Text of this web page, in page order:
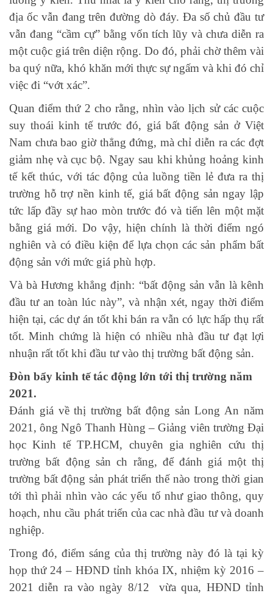
địa ốc vẫn đang trên đường dò đáy. Đa số chủ đầu tư
vẫn đang “cầm cự” bằng vốn tích lũy và chưa diễn ra
một cuộc giá trên diện rộng. Do đó, phải chờ thêm vài
ba quý nữa, khó khăn mới thực sự ngấm và khi đó chỉ
việc đi “vớt xác”.
Quan điểm thứ 2 cho rằng, nhìn vào lịch sử các cuộc
suy thoái kinh tế trước đó, giá bất động sản ở Việt
Nam chưa bao giờ thẳng đứng, mà chỉ diễn ra các đợt
giảm nhẹ và cục bộ. Ngay sau khi khủng hoảng kinh
tế kết thúc, với tác động của luồng tiền lẻ đưa ra thị
trường hỗ trợ nền kinh tế, giá bất động sản ngay lập
tức lấp đầy sự hao mòn trước đó và tiến lên một mặt
bằng giá mới. Do vậy, hiện chính là thời điểm ngó
nghiên và có điều kiện để lựa chọn các sản phẩm bất
động sản với mức giá phù hợp.
Và bà Hương khẳng định: “bất động sản vẫn là kênh
đầu tư an toàn lúc này”, và nhận xét, ngay thời điểm
hiện tại, các dự án tốt khi bán ra vẫn có lực hấp thụ rất
tốt. Minh chứng là hiện có nhiều nhà đầu tư đạt lợi
nhuận rất tốt khi đầu tư vào thị trường bất động sản.
Đòn bẩy kinh tế tác động lớn tới thị trường năm
2021.
Đánh giá về thị trường bất động sản Long An năm
2021, ông Ngô Thanh Hùng – Giảng viên trường Đại
học Kinh tế TP.HCM, chuyên gia nghiên cứu thị
trường bất động sản ch rằng, để đánh giá một thị
trường bất động sản phát triển thế nào trong thời gian
tới thì phải nhìn vào các yếu tố như giao thông, quy
hoạch, nhu cầu phát triển của cac nhà đầu tư và doanh
nghiệp.
Trong đó, điểm sáng của thị trường này đó là tại kỳ
họp thứ 24 – HĐND tỉnh khóa IX, nhiệm kỳ 2016 –
2021 diễn ra vào ngày 8/12 vừa qua, HĐND tỉnh